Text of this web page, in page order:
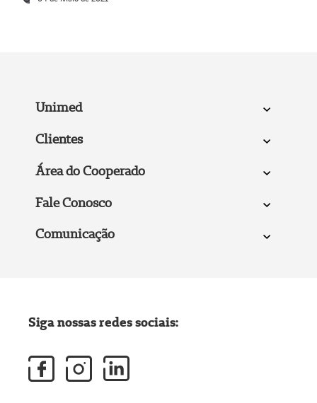
Unimed
Clientes
Área do Cooperado
Fale Conosco
Comunicação
Siga nossas redes sociais: